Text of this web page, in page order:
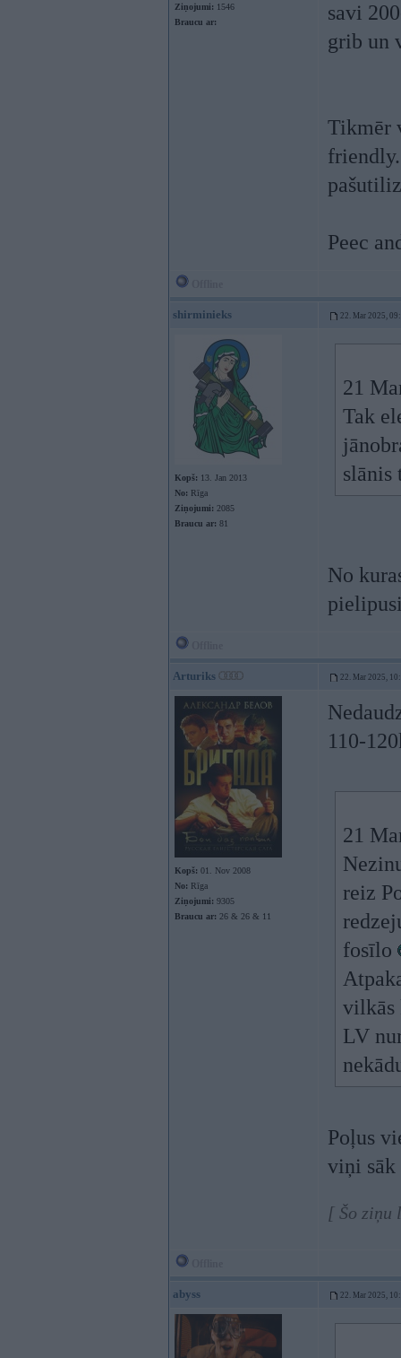
Ziņojumi: 1546
Braucu ar:
savi
grib un
Tikmēr
Peec
shirminieks 22. Mar 2025,
Kopš: 13. Jan 2013
No: Rīga
Ziņojumi: 2085
Braucu ar: 81
21
Tak
slānis
No
Arturiks 22. Mar 2025,
Kopš: 01. Nov 2008
No: Rīga
Ziņojumi: 9305
Braucu ar: 26 & 26 & 11
110-
21
reiz
fosīlo
vilkās
LV
Poļus
viņi
[ Šo ziņu
abyss 22. Mar 2025,